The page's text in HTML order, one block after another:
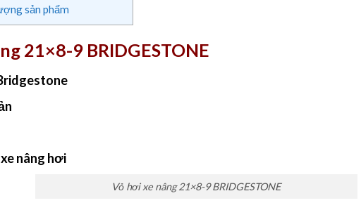
sản phẩm
21×8-9 BRIDGESTONE
nâng hơi
Vỏ hơi xe nâng 21×8-9 BRIDGESTONE